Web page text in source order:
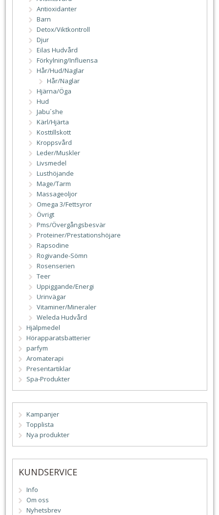
Antioxidanter
Barn
Detox/Viktkontroll
Djur
Eilas Hudvård
Förkylning/Influensa
Hår/Hud/Naglar
Hår/Naglar
Hjärna/Öga
Hud
Jabu´she
Kärl/Hjärta
Kosttillskott
Kroppsvård
Leder/Muskler
Livsmedel
Lusthöjande
Mage/Tarm
Massageoljor
Omega 3/Fettsyror
Övrigt
Pms/Övergångsbesvär
Proteiner/Prestationshöjare
Rapsodine
Rogivande-Sömn
Rosenserien
Teer
Uppiggande/Energi
Urinvägar
Vitaminer/Mineraler
Weleda Hudvård
Hjälpmedel
Hörapparatsbatterier
parfym
Aromaterapi
Presentartiklar
Spa-Produkter
Kampanjer
Topplista
Nya produkter
KUNDSERVICE
Info
Om oss
Nyhetsbrev